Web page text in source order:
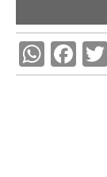
W
h
F
ac